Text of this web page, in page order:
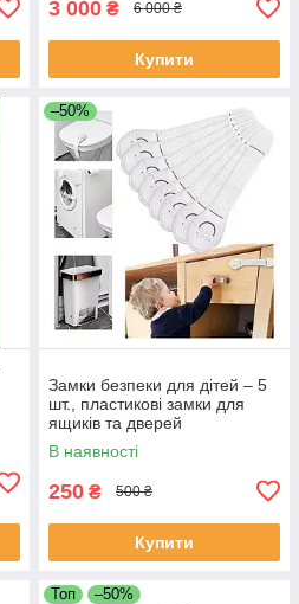
3 000 ₴ 6 000 ₴
Купити
–50%
Замки безпеки для дітей – 5
шт., пластикові замки для
ящиків та дверей
В наявності
250 ₴ 500 ₴
Купити
Топ –50%